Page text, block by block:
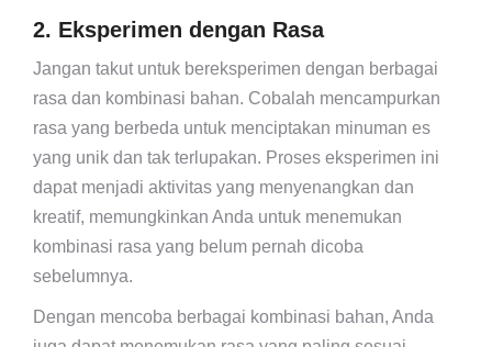
2. Eksperimen dengan Rasa
Jangan takut untuk bereksperimen dengan berbagai
rasa dan kombinasi bahan. Cobalah mencampurkan
rasa yang berbeda untuk menciptakan minuman es
yang unik dan tak terlupakan. Proses eksperimen ini
dapat menjadi aktivitas yang menyenangkan dan
kreatif, memungkinkan Anda untuk menemukan
kombinasi rasa yang belum pernah dicoba
sebelumnya.
Dengan mencoba berbagai kombinasi bahan, Anda